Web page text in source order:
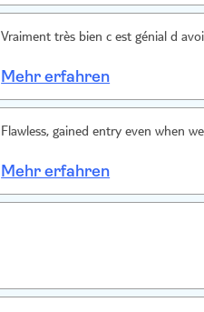
Vraiment très bien c est génial d
Mehr erfahren
Flawless, gained entry even when
Mehr erfahren